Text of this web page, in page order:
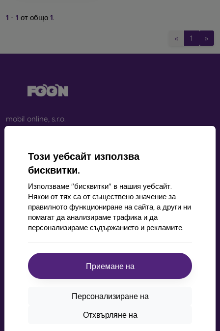
Този уебсайт използва
бисквитки.
Използваме "бисквитки" в нашия уебсайт.
Някои от тях са от съществено значение за
правилното функциониране на сайта, а други ни
помагат да анализираме трафика и да
персонализираме съдържанието и рекламите.
Приемане на
Персонализиране на
Отхвърляне на
1 - 1 от общо 1.
« 1 »
mobil online, s.r.o.
ID:44547722
Контакт
info@mobilonline.sk
Пишете ни
От понеделник до петък:
Събота и неделя:
Извън линия